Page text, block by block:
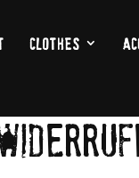
Clothes